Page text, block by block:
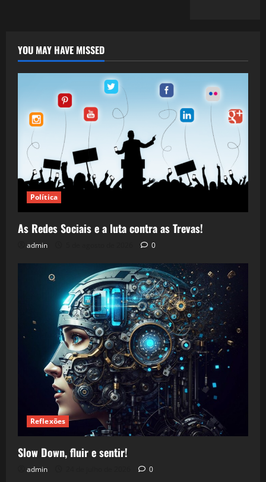
YOU MAY HAVE MISSED
Política
As Redes Sociais e a luta contra as Trevas!
admin 0
Reflexões
Slow Down, fluir e sentir!
admin 0